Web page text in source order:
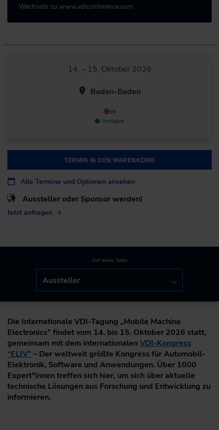
Wechseln zu www.vdiconference.com
14. – 15. Oktober 2026
Baden-Baden
EN
Verfügbar
TERMIN IN DEN WARENKORB
Alle Termine und Optionen ansehen
Aussteller oder Sponsor werden!
Jetzt anfragen
Auf dieser Seite:
Aussteller
Die Internationale VDI-Tagung „Mobile Machine
Electronics” findet vom 14. bis 15. Oktober 2026 statt,
gemeinsam mit dem internationalenVDI-Kongress
“ELIV” – Der weltweit größte Kongress für Automobil-
Elektronik, Software und Anwendungen. Über 1000
Expert*innen treffen sich hier, um sich über aktuelle
technische Lösungen aus Forschung und Entwicklung zu
informieren.